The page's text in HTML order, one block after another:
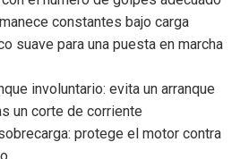
constantes bajo carga
suave para una puesta en marcha
involuntario: evita un arranque
un corte de corriente
protege el motor contra